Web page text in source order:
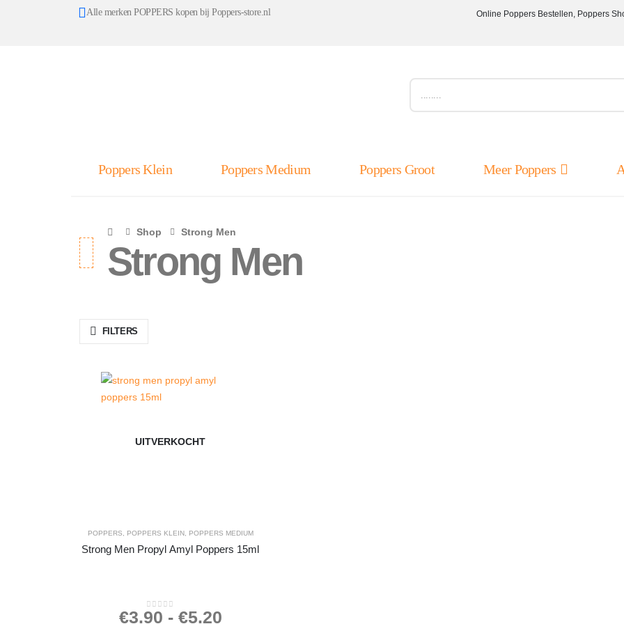
Alle merken POPPERS kopen bij Poppers-store.nl Online Poppers Bestellen, Poppers
Poppers Klein Poppers Medium Poppers Groot Meer Poppers
Shop Strong Men
Strong Men
FILTERS
UITVERKOCHT
POPPERS POPPERS KLEIN, POPPERS MEDIUM
Strong Men Propyl Amyl Poppers 15ml
0out of 5
€3.90 - €5.20